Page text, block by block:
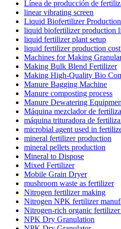
Línea de producción de
linear vibrating screen
Liquid Biofertilizer Production
liquid biofertilizer production
liquid fertilizer plant setup
liquid fertilizer production
Machines for Making
Making Bulk Blend Fertilizer
Making High-Quality Bio
Manure Bagging Machine
Manure composting process
Manure Dewatering
Máquina mezclador de
máquina trituradora de
microbial agent used in
mineral fertilizer production
mineral pellets production
Mineral to Dispose
Mixed Fertilizer
Mobile Grain Dryer
mushroom waste as fertilizer
Nitrogen fertilizer making
Nitrogen NPK fertilizer
Nitrogen-rich organic
NPK Dry Granulation